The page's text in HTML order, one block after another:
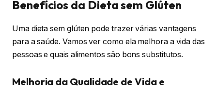
Benefícios da Dieta sem Glúten
Uma dieta sem glúten pode trazer várias vantagens
para a saúde. Vamos ver como ela melhora a vida das
pessoas e quais alimentos são bons substitutos.
Melhoria da Qualidade de Vida e